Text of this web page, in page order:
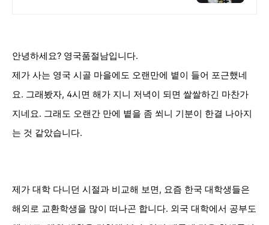
안녕하세요? 영국품절남입니다.
제가 사는 영국 시골 마을에도 오랜만에 볕이 들어 포근했네
요. 그래봤자, 4시면 해가 지니 저녁이 되면 쌀쌀하긴 마찬가
지네요. 그래도 오랜간 만에 볕을 좀 쐬니 기분이 한결 나아지
는 것 같았습니다.
제가 대학 다니던 시절과 비교해 보면, 요즘 한국 대학생들은
해외로 교환학생을 많이 떠나곤 합니다. 외국 대학에서 공부도